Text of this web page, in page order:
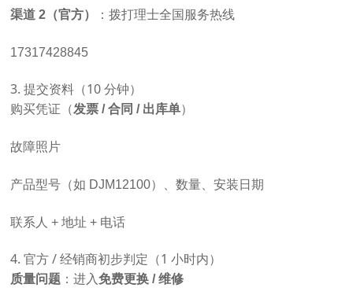
渠道 2（官方） ：拨打理士全国服务热线
17317428845
3. 提交资料（10 分钟）
购买凭证（发票 / 合同 / 出库单）
故障照片
产品型号（如 DJM12100）、数量、安装日期
联系人 + 地址 + 电话
4. 官方 / 经销商初步判定（1 小时内）
质量问题 ：进入免费更换 / 维修